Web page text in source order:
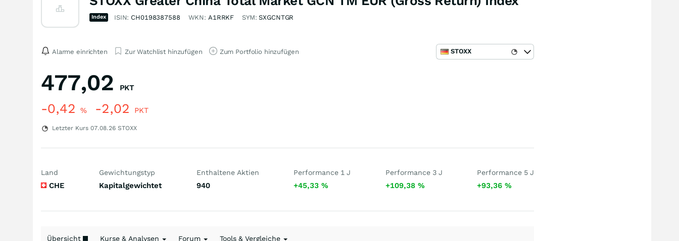
Index ISIN: CH0198387588 WKN: A1RRKF SYM:SXGCNTGR
Alarme einrichten Zur Watchlist hinzufügen Zum Portfolio hinzufügen STOXX
477,02 PKT
-0,42 % -2,02 PKT
Letzter Kurs 07.08.26 STOXX
Land
CHE
Gewichtungstyp
Kapitalgewichtet
Enthaltene Aktien
940
Performance 1 J
+45,33%
Performance 3 J
+109,38 %
Performance 5 J
+93,36 %
Übersicht Kurse & Analysen Forum Tools & Vergleiche